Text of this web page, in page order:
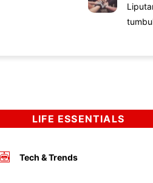
LIFE ESSENTIALS
Tech & Trends